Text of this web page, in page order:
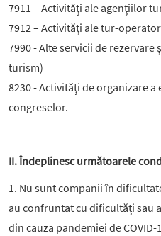
7911 – Activităţi ale agenţiilor
7912 – Activităţi ale tur-
7990 - Alte servicii de
turism)
8230 - Activităţi de organizare
congreselor.
II. Îndeplinesc următoarele
1. Nu sunt companii în
au confruntat cu dificultăţi sau
din cauza pandemiei de COVID-